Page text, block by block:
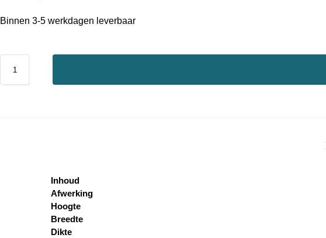
Binnen 3-5 werkdagen leverbaar
Inhoud
Afwerking
Hoogte
Breedte
Dikte